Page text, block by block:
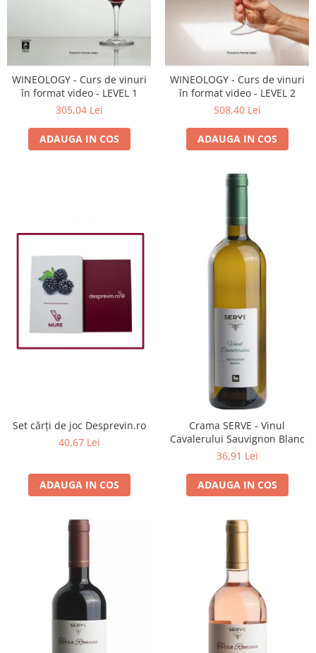
WINEOLOGY - Curs de vinuri
în format video - LEVEL 1
305,04 Lei
ADAUGA IN COS
WINEOLOGY - Curs de vinuri
în format video - LEVEL 2
508,40 Lei
ADAUGA IN COS
Set cărți de joc Desprevin.ro
40,67 Lei
ADAUGA IN COS
Crama SERVE - Vinul
Cavalerului Sauvignon Blanc
36,91 Lei
ADAUGA IN COS